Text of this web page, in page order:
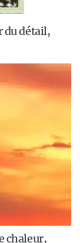
du détail,
chaleur,